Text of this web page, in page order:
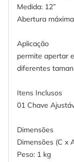
Medida: 12”
Abertura
Aplicação
permite apertar
diferentes
Itens Inclusos
01 Chave
Dimensões
Dimensões (C x
Peso: 1 kg